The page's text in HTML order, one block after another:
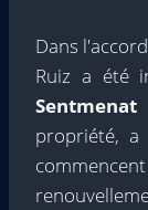
Dans
Ruiz a été
propriété, a